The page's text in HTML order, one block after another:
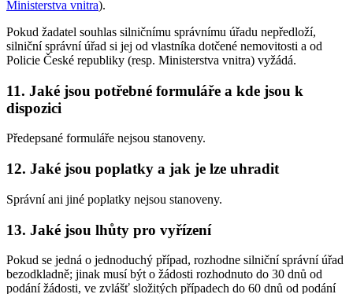
Ministerstva vnitra).
Pokud žadatel souhlas silničnímu správnímu úřadu nepředloží,
silniční správní úřad si jej od vlastníka dotčené nemovitosti a od
Policie České republiky (resp. Ministerstva vnitra) vyžádá.
11. Jaké jsou potřebné formuláře a kde jsou k
dispozici
Předepsané formuláře nejsou stanoveny.
12. Jaké jsou poplatky a jak je lze uhradit
Správní ani jiné poplatky nejsou stanoveny.
13. Jaké jsou lhůty pro vyřízení
Pokud se jedná o jednoduchý případ, rozhodne silniční správní úřad
bezodkladně; jinak musí být o žádosti rozhodnuto do 30 dnů od
podání žádosti, ve zvlášť složitých případech do 60 dnů od podání